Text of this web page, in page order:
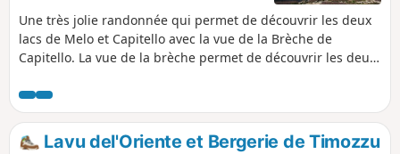
Une très jolie randonnée qui permet de découvrir les deux
lacs de Melo et Capitello avec la vue de la Brèche de
Capitello. La vue de la brèche permet de découvrir les deux
n'est plus accessible en voiture ! Le départ se trouve
désormais au dernier arrêt desservi par la navette. (Pont de
Frasseta). Voir les informations pratiques.
Lavu del'Oriente et Bergerie de Timozzu